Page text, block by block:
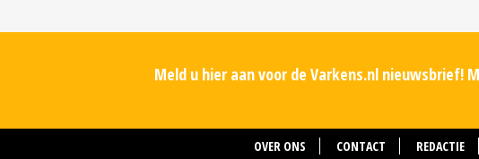
Meld u hier aan voor de Varkens.nl nieuwsbrief!
OVER ONS CONTACT REDACTIE